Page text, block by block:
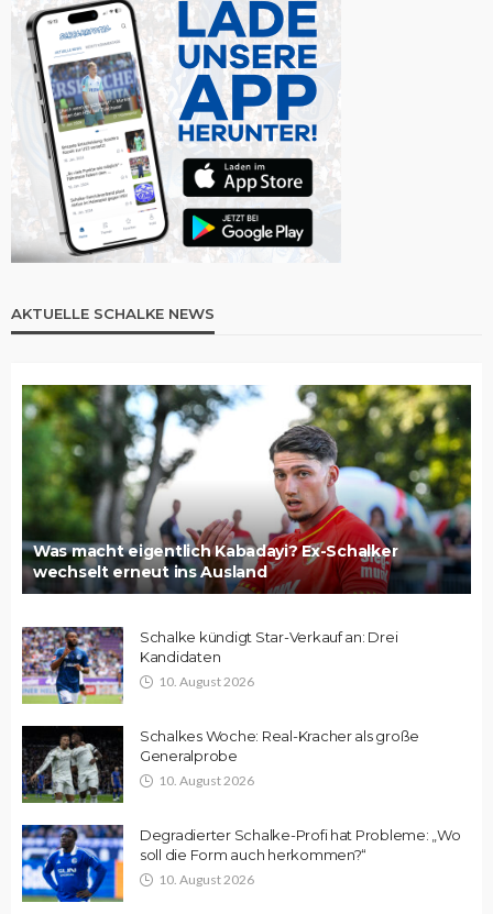
AKTUELLE SCHALKE NEWS
Was macht eigentlich Kabadayi? Ex-Schalker
wechselt erneut ins Ausland
Schalke kündigt Star-Verkauf an: Drei
Kandidaten
10. August 2026
Schalkes Woche: Real-Kracher als große
Generalprobe
10. August 2026
Degradierter Schalke-Profi hat Probleme: „Wo
soll die Form auch herkommen?“
10. August 2026